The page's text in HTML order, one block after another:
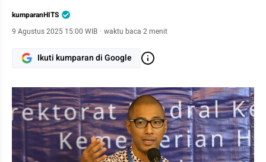
kumparanHITS
9 Agustus 2025 15:00 WIB · waktu baca 2 menit
Ikuti kumparan di Google